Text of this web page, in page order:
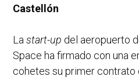
Castellón
Lastart-up del aeropuerto
Space ha firmado con una
cohetes su primer contrato